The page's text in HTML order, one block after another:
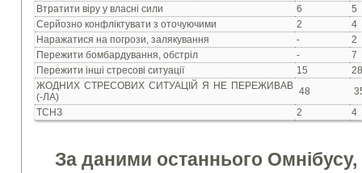
Втратити вiру у власнi сили
6
5
Серйозно конфлiктувати з оточуючими
2
4
Наражатися на погрози, залякування
-
2
Пережити бомбардування, обстріл
-
7
Пережити інші стресові ситуації
15
28
ЖОДНИХ СТРЕСОВИХ СИТУАЦIЙ Я НЕ ПЕРЕЖИВАВ
(-ЛА)
48
ТСНЗ
2 4
За даними останнього